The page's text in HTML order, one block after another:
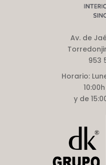
Av. de
953
Horario:
y de